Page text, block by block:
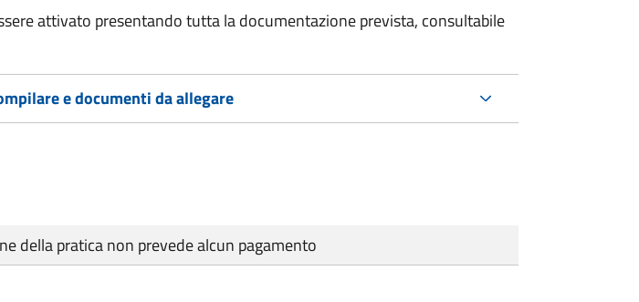
attivato presentando tutta la documentazione prevista, consultabile
e documenti da allegare
della pratica non prevede alcun pagamento